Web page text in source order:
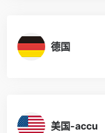
德国
美国-accu